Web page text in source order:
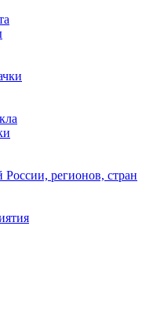
регионов, стран